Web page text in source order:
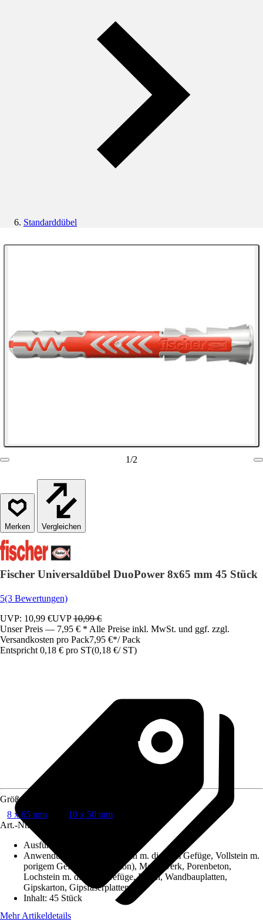
Standarddübel
1/2
Vergleichen
Fischer Universaldübel DuoPower 8x65 mm 45 Stück
5(3 Bewertungen)
UVP: 10,99 €UVP10,99 €
Unser Preis — 7,95 € * Alle Preise inkl. MwSt. und ggf. zzgl.
Versandkosten pro Pack7,95 €*/ Pack
Entspricht 0,18 € pro ST(0,18 €/ ST)
Größe
8 x 65 mm
10 x 50 mm
Art.-Nr.
Ausführung
Anwendungsbereich
Vollstein m. dichtem Gefüge, Vollstein m.
porigem Gefüge (Porenbeton), Mauerwerk, Porenbeton,
Lochstein m. dichtem Gefüge, Beton, Wandbauplatten,
Gipskarton, Gipsfaserplatten
Inhalt: 45 Stück
Mehr Artikeldetails